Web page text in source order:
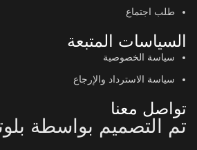
طلب اجتماع
السياسات المتبعة
سياسة الخصوصية
سياسة الاسترداد والإرجاع
تواصل معنا
تم التصميم بواسطة